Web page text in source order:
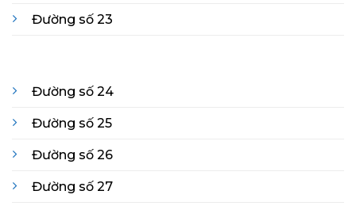
Đường số 23
Đường số 24
Đường số 25
Đường số 26
Đường số 27